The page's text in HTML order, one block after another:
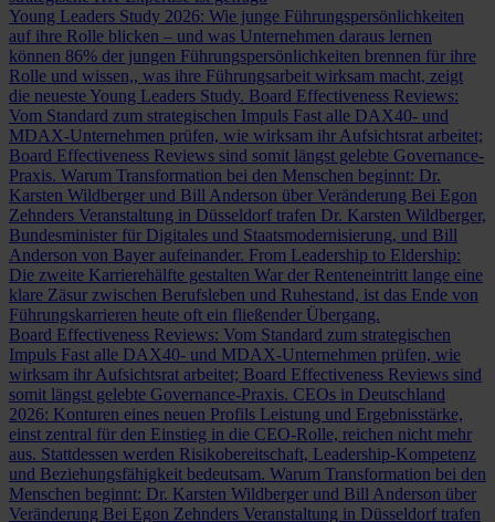
Young Leaders Study 2026: Wie junge Führungspersönlichkeiten
auf ihre Rolle blicken – und was Unternehmen daraus lernen
können 86% der jungen Führungspersönlichkeiten brennen für ihre
Rolle und wissen,, was ihre Führungsarbeit wirksam macht, zeigt
die neueste Young Leaders Study. Board Effectiveness Reviews:
Vom Standard zum strategischen Impuls Fast alle DAX40- und
MDAX-Unternehmen prüfen, wie wirksam ihr Aufsichtsrat arbeitet;
Board Effectiveness Reviews sind somit längst gelebte Governance-
Praxis. Warum Transformation bei den Menschen beginnt: Dr.
Karsten Wildberger und Bill Anderson über Veränderung Bei Egon
Zehnders Veranstaltung in Düsseldorf trafen Dr. Karsten Wildberger,
Bundesminister für Digitales und Staatsmodernisierung, und Bill
Anderson von Bayer aufeinander. From Leadership to Eldership:
Die zweite Karrierehälfte gestalten War der Renteneintritt lange eine
klare Zäsur zwischen Berufsleben und Ruhestand, ist das Ende von
Führungskarrieren heute oft ein fließender Übergang.
Board Effectiveness Reviews: Vom Standard zum strategischen
Impuls Fast alle DAX40- und MDAX-Unternehmen prüfen, wie
wirksam ihr Aufsichtsrat arbeitet; Board Effectiveness Reviews sind
somit längst gelebte Governance-Praxis. CEOs in Deutschland
2026: Konturen eines neuen Profils Leistung und Ergebnisstärke,
einst zentral für den Einstieg in die CEO-Rolle, reichen nicht mehr
aus. Stattdessen werden Risikobereitschaft, Leadership-Kompetenz
und Beziehungsfähigkeit bedeutsam. Warum Transformation bei den
Menschen beginnt: Dr. Karsten Wildberger und Bill Anderson über
Veränderung Bei Egon Zehnders Veranstaltung in Düsseldorf trafen